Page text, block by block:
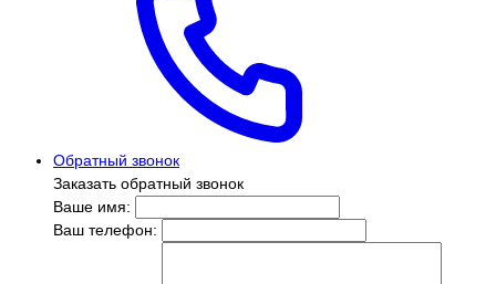
Обратный звонок
Заказать обратный звонок
Ваше имя:
Ваш телефон: